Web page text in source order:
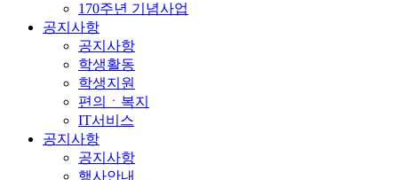
170주년 기념사업
공지사항
공지사항
학생활동
학생지원
편의ㆍ복지
IT서비스
공지사항
공지사항
행사안내